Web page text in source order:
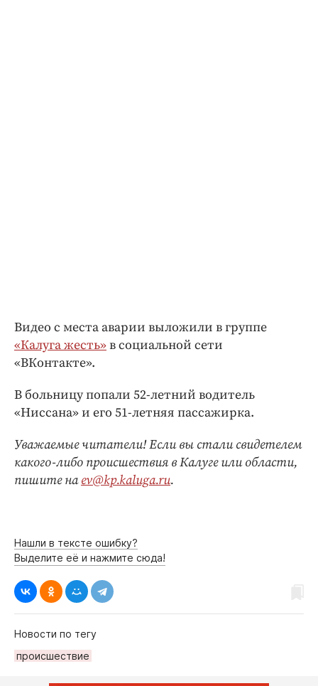
Видео с места аварии выложили в группе
«Калуга жесть»в социальной сети
«ВКонтакте».
В больницу попали 52-летний водитель
«Ниссана» и его 51-летняя пассажирка.
Уважаемые читатели! Если вы стали свидетелем
какого-либо происшествия в Калуге или области,
пишите наev@kp.kaluga.ru.
Нашли в тексте ошибку?
Выделите её и нажмите сюда!
Новости по тегу
происшествие